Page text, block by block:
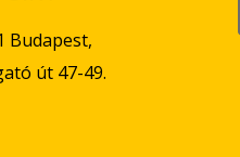
Budapest,
út 47-49.